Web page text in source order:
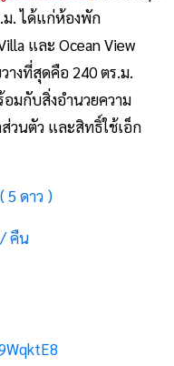
ม. ได้แก่ห้องพัก
และ Ocean View
งที่สุดคือ 240 ตร.ม.
มกับสิ่งอำนวยความ
วนตัว และสิทธิ์ใช้เอ็ก
( 5 ดาว )
/ คืน